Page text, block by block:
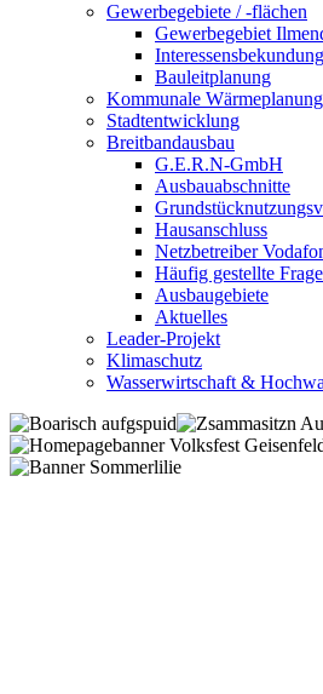
Gewerbegebiete / -flächen
Gewerbegebiet
Interessensbekundung
Bauleitplanung
Kommunale Wärmeplanung
Stadtentwicklung
Breitbandausbau
G.E.R.N-GmbH
Ausbauabschnitte
Hausanschluss
Netzbetreiber
Häufig gestellte
Ausbaugebiete
Aktuelles
Leader-Projekt
Klimaschutz
Wasserwirtschaft &